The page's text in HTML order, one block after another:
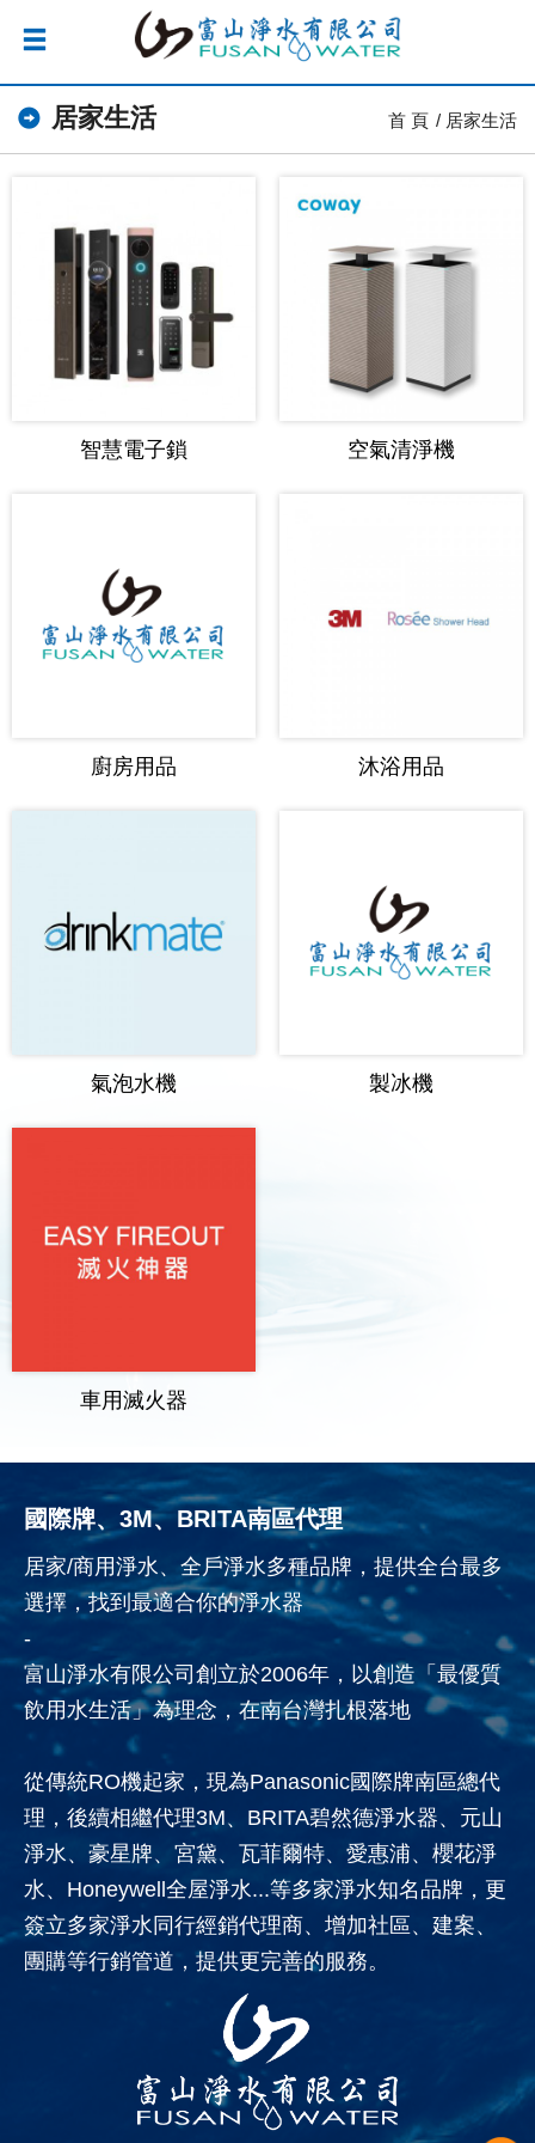
居家生活 首 頁 居家生活
智慧電子鎖 空氣清淨機
廚房用品 沐浴用品
氣泡水機 製冰機
車用滅火器
國際牌、3M、BRITA南區代理
居家/商用淨水、全戶淨水多種品牌，提供全台最多
選擇，找到最適合你的淨水器
-
富山淨水有限公司創立於2006年，以創造「最優質
飲用水生活」為理念，在南台灣扎根落地
從傳統RO機起家，現為Panasonic國際牌南區總代
理，後續相繼代理3M、BRITA碧然德淨水器、元山
淨水、豪星牌、宮黛、瓦菲爾特、愛惠浦、櫻花淨
水、Honeywell全屋淨水...等多家淨水知名品牌，更
簽立多家淨水同行經銷代理商、增加社區、建案、
團購等行銷管道，提供更完善的服務。